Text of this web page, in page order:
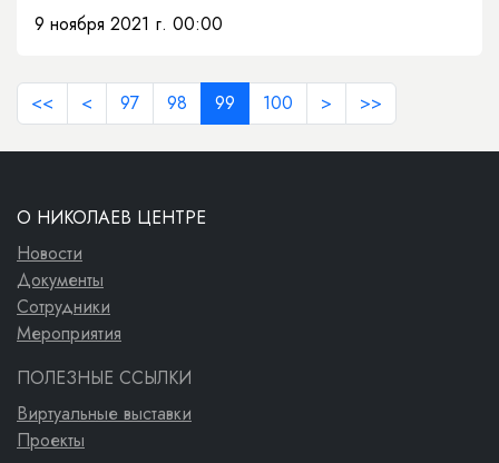
9 ноября 2021 г. 00:00
<< < 97 98 99 100 > >>
О НИКОЛАЕВ ЦЕНТРЕ
Новости
Документы
Сотрудники
Мероприятия
ПОЛЕЗНЫЕ ССЫЛКИ
Виртуальные выставки
Проекты